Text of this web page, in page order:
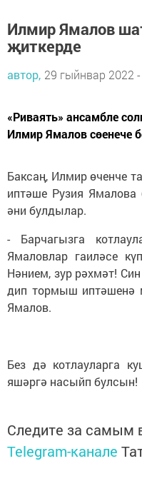
Илмир Ямалов
җиткерде
автор, 29 гыйнвар 2022
«Риваять» ансамбле
Илмир Ямалов сөенече
Баксаң, Илмир өченче
иптәше Рузия
әни булдылар.
- Барчагызга
Ямаловлар гаиләсе
Нәнием, зур рәхмәт!
дип тормыш иптәшенә
Ямалов.
Без дә котлауларга
яшәргә насыйп булсын!
Следите за самым
Telegram-канале